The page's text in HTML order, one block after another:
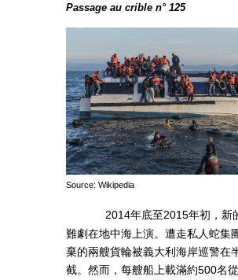
Passage au crible n° 125
Source: Wikipedia
2014年底至2015年初，新
難劇在地中海上演。遭走私人蛇集
棄的兩艘貨輪被義大利海岸巡警在
截。然而，每艘船上載滿約500名